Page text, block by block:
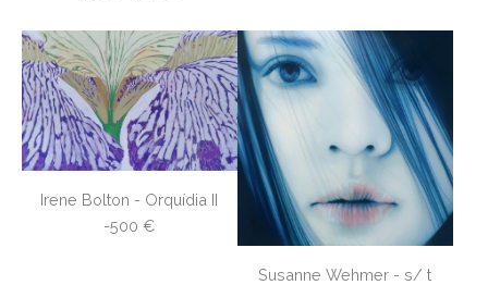
Irene Bolton - Orquídia II
-500 €
Susanne Wehmer - s/ t